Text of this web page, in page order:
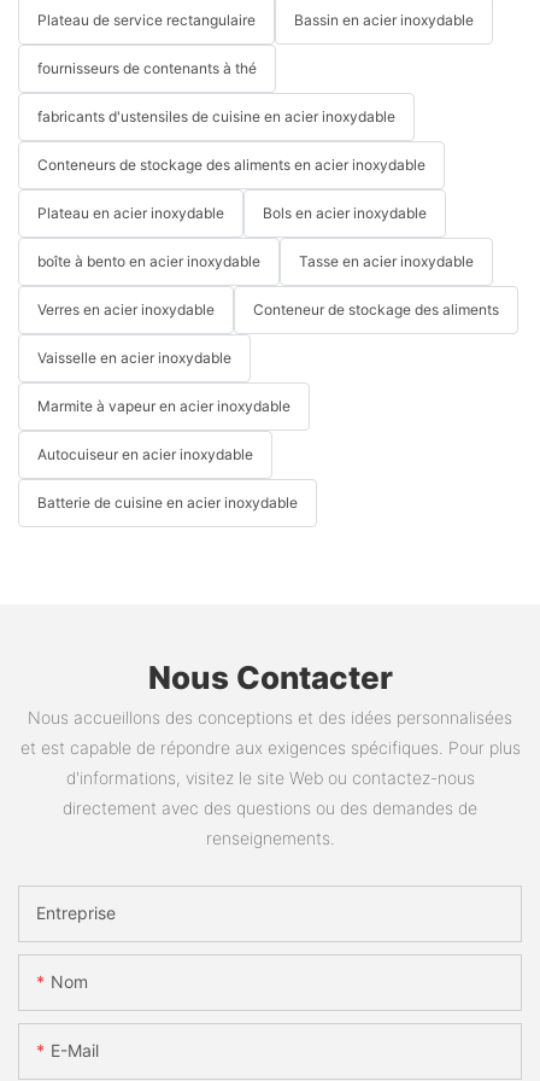
Plateau de service rectangulaire Bassin en acier inoxydable
fournisseurs de contenants à thé
fabricants d'ustensiles de cuisine en acier inoxydable
Conteneurs de stockage des aliments en acier inoxydable
Plateau en acier inoxydable Bols en acier inoxydable
boîte à bento en acier inoxydable Tasse en acier inoxydable
Verres en acier inoxydable Conteneur de stockage des aliments
Vaisselle en acier inoxydable
Marmite à vapeur en acier inoxydable
Autocuiseur en acier inoxydable
Batterie de cuisine en acier inoxydable
Nous Contacter
Nous accueillons des conceptions et des idées personnalisées
et est capable de répondre aux exigences spécifiques. Pour plus
d'informations, visitez le site Web ou contactez-nous
directement avec des questions ou des demandes de
renseignements.
Entreprise
Nom
E-Mail